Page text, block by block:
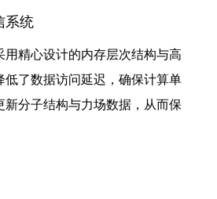
系统
用精心设计的内存层次结构与高
低了数据访问延迟，确保计算单
新分子结构与力场数据，从而保